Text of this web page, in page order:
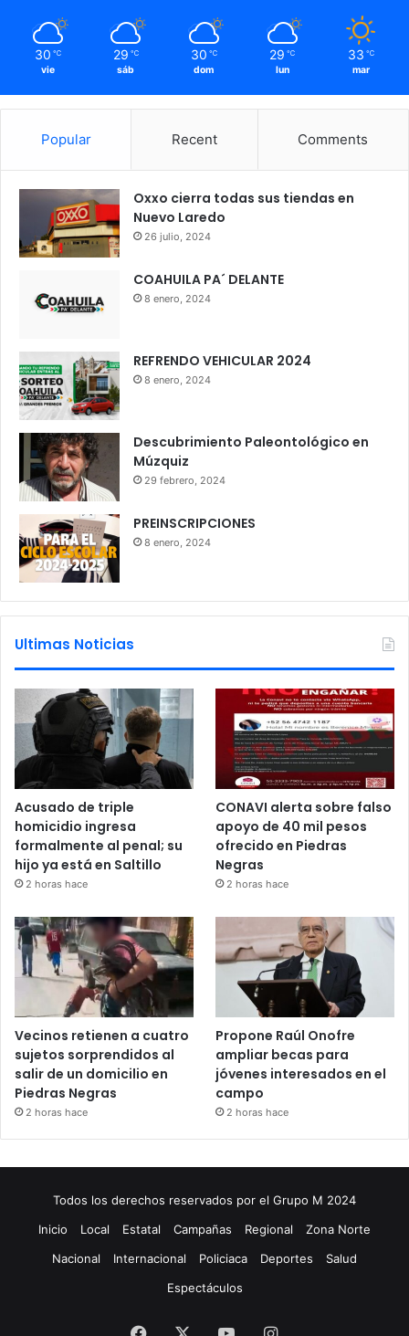
30 ℃
vie
29 ℃
sáb
30 ℃
dom
29 ℃
lun
33 ℃
mar
Popular Recent Comments
Oxxo cierra todas sus tiendas en
Nuevo Laredo
26 julio, 2024
COAHUILA PA´ DELANTE
8 enero, 2024
REFRENDO VEHICULAR 2024
8 enero, 2024
Descubrimiento Paleontológico en
Múzquiz
29 febrero, 2024
PREINSCRIPCIONES
8 enero, 2024
Ultimas Noticias
Acusado de triple
homicidio ingresa
formalmente al penal; su
hijo ya está en Saltillo
2 horas hace
CONAVI alerta sobre falso
apoyo de 40 mil pesos
ofrecido en Piedras
Negras
2 horas hace
Vecinos retienen a cuatro
sujetos sorprendidos al
salir de un domicilio en
Piedras Negras
2 horas hace
Propone Raúl Onofre
ampliar becas para
jóvenes interesados en el
campo
2 horas hace
Todos los derechos reservados por el Grupo M 2024
Inicio
Local Estatal Campañas Regional
Zona Norte
Nacional
Internacional Policiaca Deportes
Salud
Espectáculos